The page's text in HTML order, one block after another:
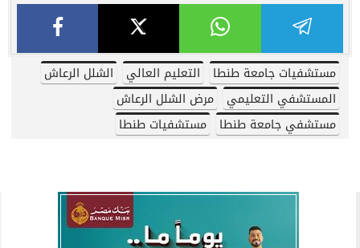
مستشفيات جامعة طنطا التعليم العالي
الشلل الرعاش
المستشفي التعليمي
مرض الشلل الرعاش
مستشفي جامعة طنطا
مستشفيات طنطا